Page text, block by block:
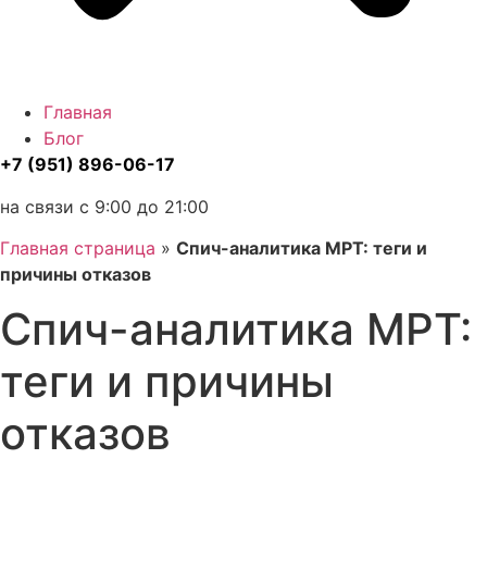
Главная
Блог
+7 (951) 896-06-17
на связи с 9:00 до 21:00
Главная страница » Спич-аналитика МРТ: теги и
причины отказов
Спич-аналитика МРТ:
теги и причины
отказов